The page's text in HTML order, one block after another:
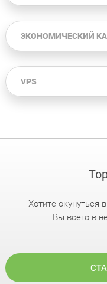
ЭКОНОМИЧЕСКИЙ
VPS
Хотите окунуться
Вы всего в